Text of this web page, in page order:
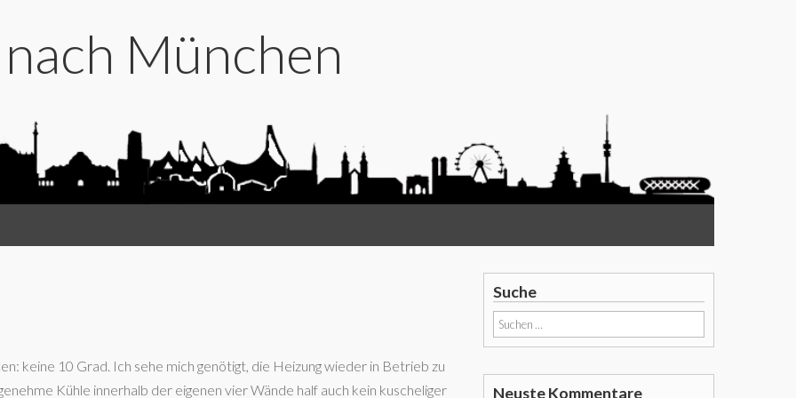
München
keine 10 Grad. Ich sehe mich genötigt, die Heizung wieder in Betrieb zu
Kühle innerhalb der eigenen vier Wände half auch kein kuscheliger
Suche
Suchen
nach:
Neuste Kommentare